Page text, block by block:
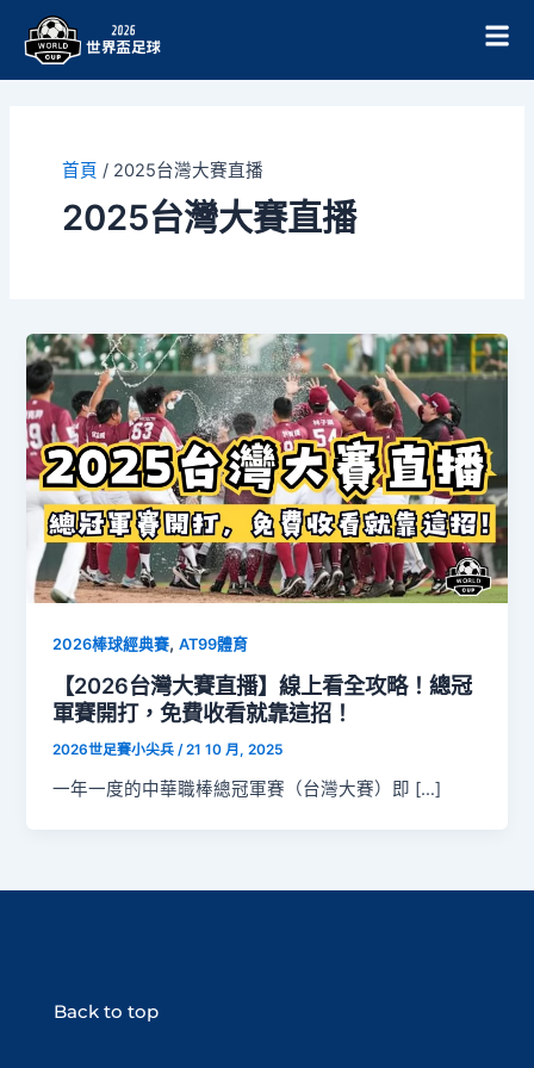
首頁 / 2025台灣大賽直播
2025台灣大賽直播
2026棒球經典賽,AT99體育
【2026台灣大賽直播】線上看全攻略！總冠
軍賽開打，免費收看就靠這招！
2026世足賽小尖兵/21 10 月, 2025
一年一度的中華職棒總冠軍賽（台灣大賽）即 […]
Back to top